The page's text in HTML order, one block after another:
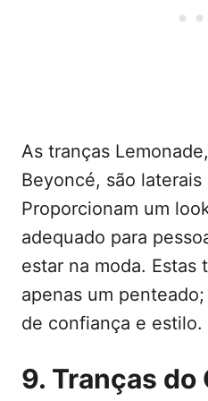
As tranças
Beyoncé, são
Proporcionam um
adequado para
estar na moda. Estas
apenas um
de confiança e estilo.
9. Tranças do